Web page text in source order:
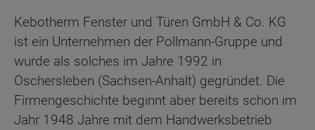
Kebotherm Fenster und Türen GmbH & Co. KG
ist ein Unternehmen der Pollmann-Gruppe und
wurde als solches im Jahre 1992 in
Oschersleben (Sachsen-Anhalt) gegründet. Die
Firmengeschichte beginnt aber bereits schon im
Jahr 1948 Jahre mit dem Handwerksbetrieb